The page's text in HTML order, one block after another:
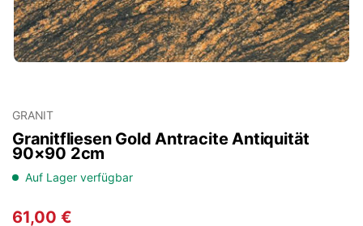
GRANIT
Granitfliesen Gold Antracite Antiquität
90×90 2cm
Auf Lager verfügbar
61,00 €